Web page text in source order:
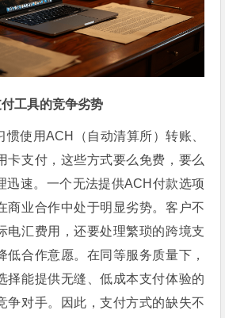
工具的竞争劣势
惯使用ACH（自动清算所）转账、
卡支付，这些方式要么免费，要么
迅速。一个无法提供ACH付款选项
商业合作中处于明显劣势。客户不
电汇费用，还要处理繁琐的跨境支
低合作意愿。在同等服务质量下，
择能提供无缝、低成本支付体验的
争对手。因此，支付方式的缺失不